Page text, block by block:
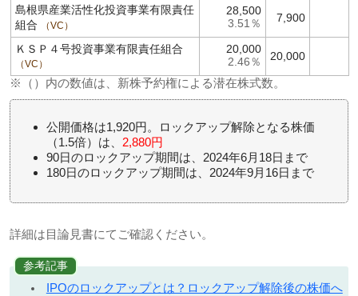
島根県産業活性化投資事業有限責任
組合
VC
28,500
3.51％ 7,900
ＫＳＰ４号投資事業有限責任組合
VC
20,000
2.46％ 20,000
※（）内の数値は、新株予約権による潜在株式数。
公開価格は1,920円。ロックアップ解除となる株価
（1.5倍）は、 2,880円
90日のロックアップ期間は、2024年6月18日まで
180日のロックアップ期間は、2024年9月16日まで
詳細は目論見書にてご確認ください。
参考記事
IPOのロックアップとは？ロックアップ解除後の株価へ